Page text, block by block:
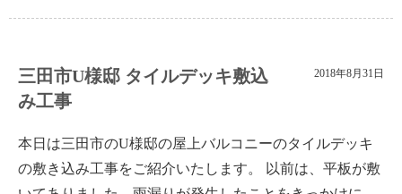
三田市U様邸 タイルデッキ敷込
み工事
2018年8月31日
本日は三田市のU様邸の屋上バルコニーのタイルデッキ
の敷き込み工事をご紹介いたします。 以前は、平板が敷